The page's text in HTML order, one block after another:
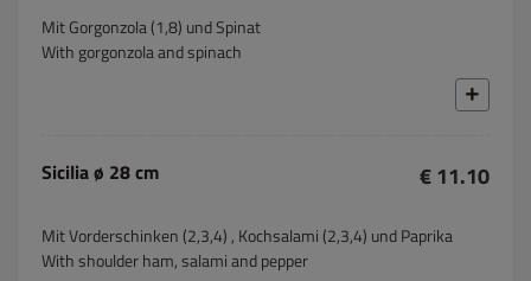
Mit Gorgonzola (1,8) und Spinat
With gorgonzola and spinach
Sicilia ø 28 cm € 11.10
Mit Vorderschinken (2,3,4) , Kochsalami (2,3,4) und Paprika
With shoulder ham, salami and pepper